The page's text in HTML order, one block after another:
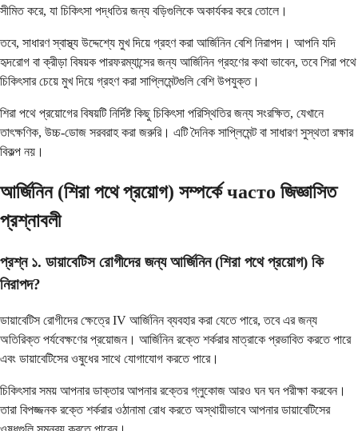
সীমিত করে, যা চিকিৎসা পদ্ধতির জন্য বড়িগুলিকে অকার্যকর করে তোলে।
তবে, সাধারণ স্বাস্থ্য উদ্দেশ্যে মুখ দিয়ে গ্রহণ করা আর্জিনিন বেশি নিরাপদ। আপনি যদি
হৃদরোগ বা ক্রীড়া বিষয়ক পারফরম্যান্সের জন্য আর্জিনিন গ্রহণের কথা ভাবেন, তবে শিরা পথে
চিকিৎসার চেয়ে মুখ দিয়ে গ্রহণ করা সাপ্লিমেন্টগুলি বেশি উপযুক্ত।
শিরা পথে প্রয়োগের বিষয়টি নির্দিষ্ট কিছু চিকিৎসা পরিস্থিতির জন্য সংরক্ষিত, যেখানে
তাৎক্ষণিক, উচ্চ-ডোজ সরবরাহ করা জরুরি। এটি দৈনিক সাপ্লিমেন্ট বা সাধারণ সুস্থতা রক্ষার
বিকল্প নয়।
আর্জিনিন (শিরা পথে প্রয়োগ) সম্পর্কে часто জিজ্ঞাসিত
প্রশ্নাবলী
প্রশ্ন ১. ডায়াবেটিস রোগীদের জন্য আর্জিনিন (শিরা পথে প্রয়োগ) কি
নিরাপদ?
ডায়াবেটিস রোগীদের ক্ষেত্রে IV আর্জিনিন ব্যবহার করা যেতে পারে, তবে এর জন্য
অতিরিক্ত পর্যবেক্ষণের প্রয়োজন। আর্জিনিন রক্তে শর্করার মাত্রাকে প্রভাবিত করতে পারে
এবং ডায়াবেটিসের ওষুধের সাথে যোগাযোগ করতে পারে।
চিকিৎসার সময় আপনার ডাক্তার আপনার রক্তের গ্লুকোজ আরও ঘন ঘন পরীক্ষা করবেন।
তারা বিপজ্জনক রক্তে শর্করার ওঠানামা রোধ করতে অস্থায়ীভাবে আপনার ডায়াবেটিসের